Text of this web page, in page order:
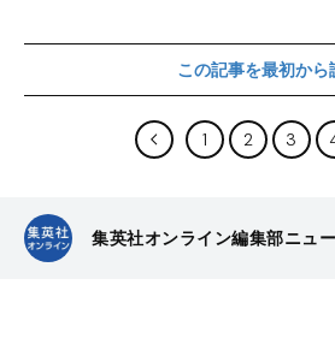
この記事を最初から
1 2 3
集英社オンライン編集部ニュ